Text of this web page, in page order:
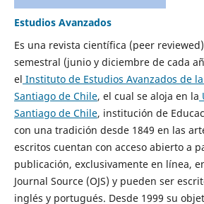
Estudios Avanzados
Es una revista científica (peer
semestral (junio y diciembre de cada
el Instituto de Estudios Avanzados de
Santiago de Chile, el cual se aloja en la
Santiago de Chile, institución de
con una tradición desde 1849 en las
escritos cuentan con acceso abierto a
publicación, exclusivamente en línea,
Journal Source (OJS) y pueden ser
inglés y portugués. Desde 1999 su